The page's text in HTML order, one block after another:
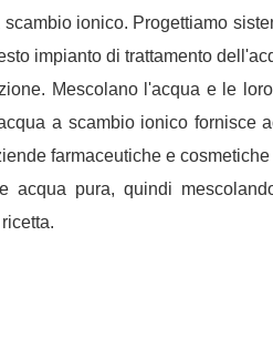
ionico. Progettiamo
impianto di trattamento
Mescolano l'acqua e le
a scambio ionico fornisce
farmaceutiche e
acqua pura, quindi